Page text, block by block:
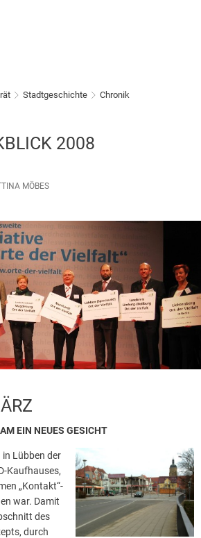
Stadtgeschichte
Chronik
2008
MÖBES
EIN NEUES GESICHT
Lübben der
Kaufhauses,
„Kontakt“-
war. Damit
des
durch